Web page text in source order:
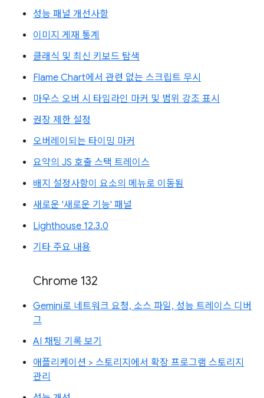
성능 패널 개선사항
이미지 게재 통계
클래식 및 최신 키보드 탐색
Flame Chart에서 관련 없는 스크립트 무시
마우스 오버 시 타임라인 마커 및 범위 강조 표시
권장 제한 설정
오버레이되는 타이밍 마커
요약의 JS 호출 스택 트레이스
배지 설정사항이 요소의 메뉴로 이동됨
새로운 '새로운 기능' 패널
Lighthouse 12.3.0
기타 주요 내용
Chrome 132
Gemini로 네트워크 요청, 소스 파일, 성능 트레이스 디버
그
AI 채팅 기록 보기
애플리케이션 > 스토리지에서 확장 프로그램 스토리지
관리